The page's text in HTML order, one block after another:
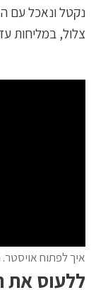
נקטל ונאכל עם
צלול, במליחות
איך לפתוח
ללעוס את